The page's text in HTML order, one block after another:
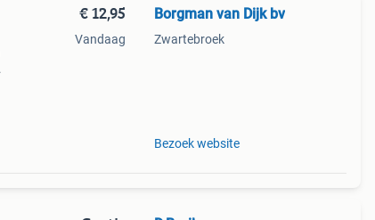
€ 12,95
Vandaag
Borgman van Dijk bv
Zwartebroek
Bezoek website